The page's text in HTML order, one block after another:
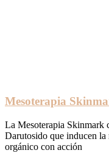
Mesoterapia
La Mesoterapia
Darutosido que inducen
orgánico con acción